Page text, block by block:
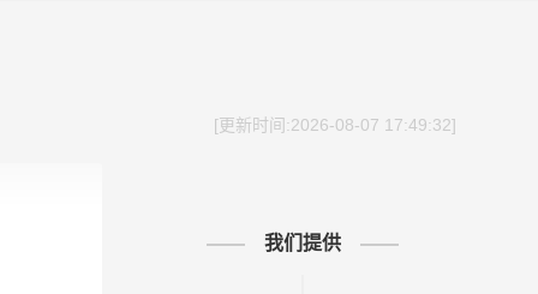
[更新时间:2026-08-07 17:49:32]
我们提供